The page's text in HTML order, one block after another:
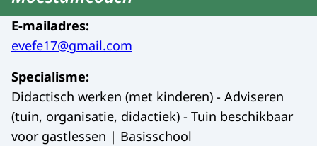
E-mailadres:
evefe17@gmail.com
Specialisme:
Didactisch werken (met kinderen) - Adviseren
(tuin, organisatie, didactiek) - Tuin beschikbaar
voor gastlessen | Basisschool